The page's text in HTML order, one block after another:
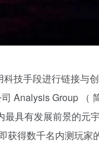
科技手段进行链接
Analysis Group （
具有发展前景的
获得数千名内测玩家